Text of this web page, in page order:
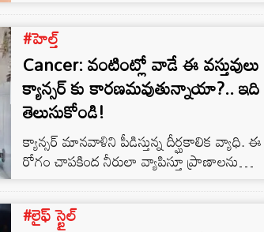
ఉండగా.. తాజాగా శాస్త్రవేత్తలు ఒకే డోస్‌తో బ్రెస్ట్
క్యాన్సర్ ట్యూమర్‌లను తొలగించవచ్చని పేర్కొన్నారు.
దీంతో ఒక్క డోస్‌తో ఈ వ్యాధికి చికిత్స చేయాలనే
ఆశ పెరిగింది. యుఎస్‌లోని అర్బానా-
ఛాంపెయిన్‌లోని ఇల్లినాయిస్ విశ్వవిద్యాలయంలోని
శాస్త్రవేత్తలు ERSO-TFPY అనే అణువు యొక్క
మోతాదును అభివృద్ధి చేశారు.
#హెల్త్
Cancer: వంటింట్లో వాడే ఈ వస్తువులు
క్యాన్సర్ కు కారణమవుతున్నాయా?.. ఇది
తెలుసుకోండి!
క్యాన్సర్ మానవాళిని పీడిస్తున్న దీర్ఘకాలిక వ్యాధి. ఈ
రోగం చాపకింద నీరులా వ్యాపిస్తూ ప్రాణాలను
లుకేమియా వంటి క్యాన్సర్ల బారిన పడి చాలా మంది
ప్రాణాలు పోగొట్టుకుంటున్నారు. మారుతున్న జీవన
#లైఫ్ స్టైల్